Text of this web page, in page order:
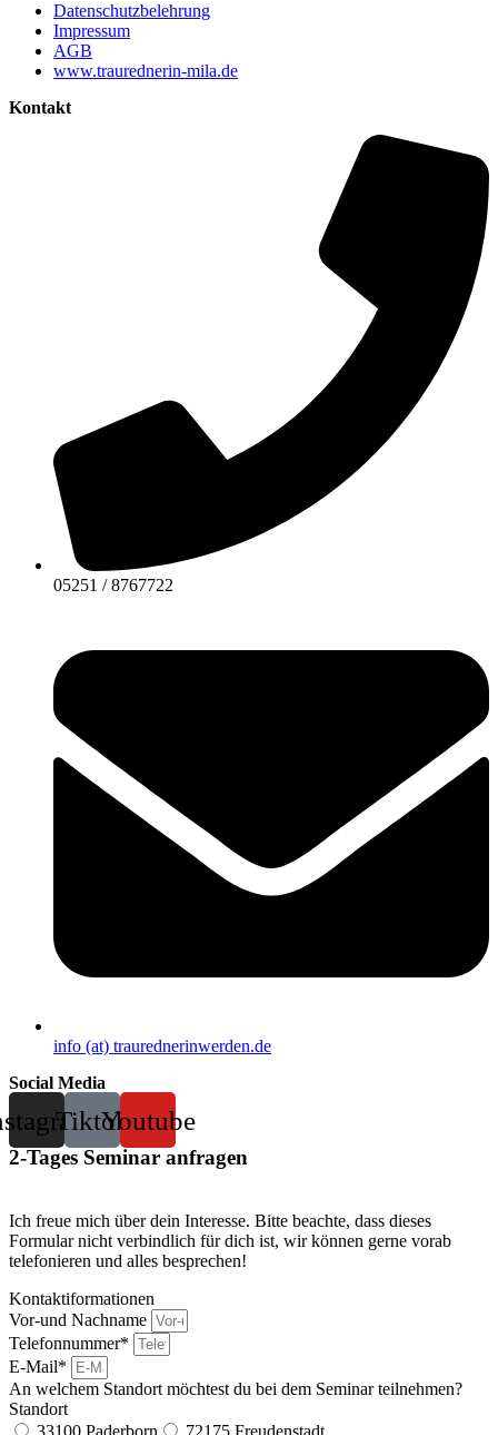
Datenschutzbelehrung
Impressum
AGB
www.traurednerin-mila.de
Kontakt
05251 / 8767722
info (at) traurednerinwerden.de
Social Media
TiktokYoutube
2-Tages Seminar anfragen
Ich freue mich über dein Interesse. Bitte beachte, dass dieses
Formular nicht verbindlich für dich ist, wir können gerne vorab
telefonieren und alles besprechen!
Kontaktiformationen
Vor-und Nachname
Telefonnummer*
E-Mail*
An welchem Standort möchtest du bei dem Seminar teilnehmen?
Standort
33100 Paderborn
72175 Freudenstadt